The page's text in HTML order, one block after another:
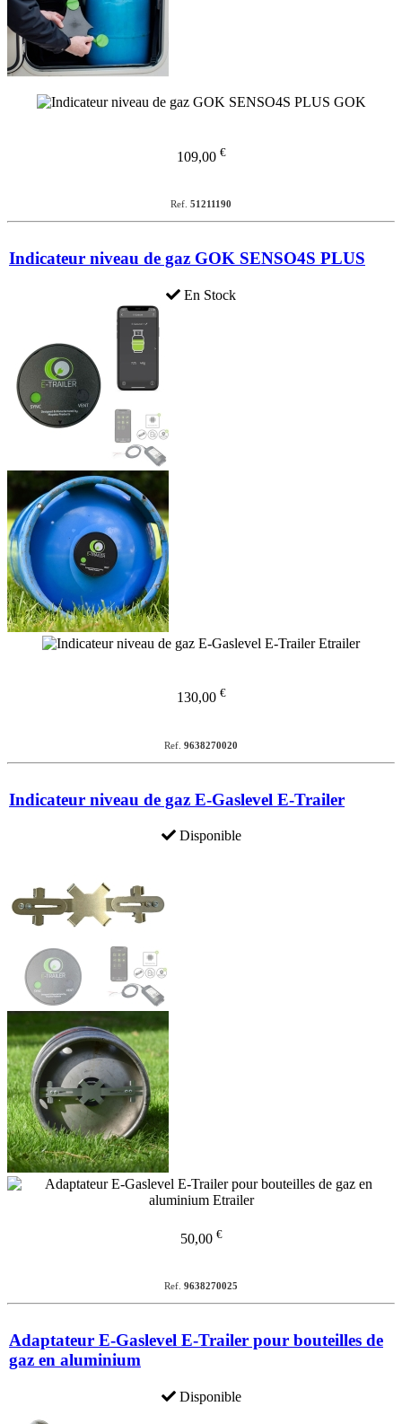
109,00 €
Ref. 51211190
Indicateur niveau de gaz GOK SENSO4S PLUS
En Stock
130,00 €
Ref. 9638270020
Indicateur niveau de gaz E-Gaslevel E-Trailer
Disponible
50,00 €
Ref. 9638270025
Adaptateur E-Gaslevel E-Trailer pour bouteilles de
gaz en aluminium
Disponible